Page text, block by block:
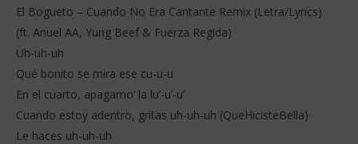
El Bogueto – Cuando No Era Cantante Remix (Letra/Lyrics)
(ft. Anuel AA, Yung Beef & Fuerza Regida)
Uh-uh-uh
Qué bonito se mira ese cu-u-u
En el cuarto, apagamo’ la lu’-u’-u’
Cuando estoy adentro, gritas uh-uh-uh (QueHicisteBella)
Le haces uh-uh-uh